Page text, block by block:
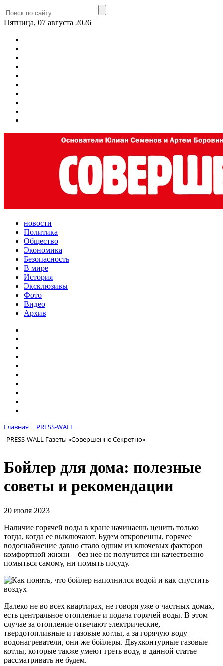
Пятница, 07 августа 2026
новости
Политика
Общество
Экономика
Безопасность
В мире
История
Эксклюзивы
Фото
Видео
Архив
Главная
PRESS-WALL
PRESS-WALL Газеты «Совершенно Секретно»
Бойлер для дома: полезные
советы и рекомендации
20 июля 2023
Наличие горячей воды в кране начинаешь ценить только
тогда, когда ее выключают. Будем откровенны, горячее
водоснабжение давно стало одним из ключевых факторов
комфортной жизни – без нее не получится ни качественно
помыться самому, ни помыть посуду.
Далеко не во всех квартирах, не говоря уже о частных домах,
есть центральное отопление и подача горячей воды. В этом
случае за отопление отвечают электрические,
твердотопливные и газовые котлы, а за горячую воду –
водонагреватели, они же бойлеры. Двухконтурные газовые
котлы, которые также умеют греть воду, в данной статье
рассматривать не будем.